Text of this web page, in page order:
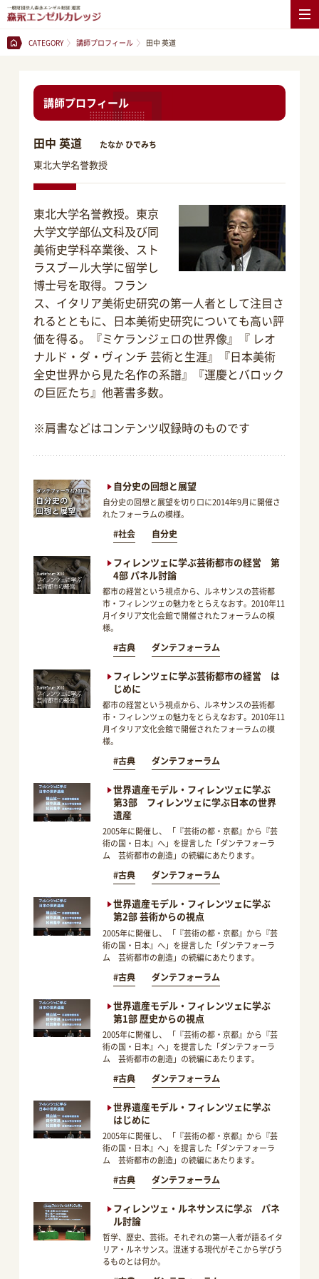
CATEGORY 講師プロフィール 田中 英道
講師プロフィール
田中 英道 たなか ひでみち
東北大学名誉教授
東北大学名誉教授。東京
大学文学部仏文科及び同
美術史学科卒業後、スト
ラスブール大学に留学し
博士号を取得。フラン
ス、イタリア美術史研究の第一人者として注目さ
れるとともに、日本美術史研究についても高い評
価を得る。『ミケランジェロの世界像』『 レオ
ナルド・ダ・ヴィンチ 芸術と生涯』『日本美術
全史世界から見た名作の系譜』『運慶とバロック
の巨匠たち』他著書多数。
※肩書などはコンテンツ収録時のものです
自分史の回想と展望
自分史の回想と展望を切り口に2014年9月に開催さ
れたフォーラムの模様。
#社会 自分史
フィレンツェに学ぶ芸術都市の経営 第
4部 パネル討論
都市の経営という視点から、ルネサンスの芸術都
市・フィレンツェの魅力をとらえなおす。2010年11
月イタリア文化会館で開催されたフォーラムの模
様。
#古典 ダンテフォーラム
フィレンツェに学ぶ芸術都市の経営 は
じめに
都市の経営という視点から、ルネサンスの芸術都
市・フィレンツェの魅力をとらえなおす。2010年11
月イタリア文化会館で開催されたフォーラムの模
様。
#古典 ダンテフォーラム
世界遺産モデル・フィレンツェに学ぶ
第3部 フィレンツェに学ぶ日本の世界
遺産
2005年に開催し、 「『芸術の都・京都』から『芸
術の国・日本』へ」を提言した「ダンテフォーラ
ム 芸術都市の創造」の続編にあたります。
#古典 ダンテフォーラム
世界遺産モデル・フィレンツェに学ぶ
第2部 芸術からの視点
2005年に開催し、 「『芸術の都・京都』から『芸
術の国・日本』へ」を提言した「ダンテフォーラ
ム 芸術都市の創造」の続編にあたります。
#古典 ダンテフォーラム
世界遺産モデル・フィレンツェに学ぶ
第1部 歴史からの視点
2005年に開催し、 「『芸術の都・京都』から『芸
術の国・日本』へ」を提言した「ダンテフォーラ
ム 芸術都市の創造」の続編にあたります。
#古典 ダンテフォーラム
世界遺産モデル・フィレンツェに学ぶ
はじめに
2005年に開催し、 「『芸術の都・京都』から『芸
術の国・日本』へ」を提言した「ダンテフォーラ
ム 芸術都市の創造」の続編にあたります。
#古典 ダンテフォーラム
フィレンツェ・ルネサンスに学ぶ パネ
ル討論
哲学、歴史、芸術。それぞれの第一人者が語るイタ
リア・ルネサンス。混迷する現代がそこから学びう
るものとは何か。